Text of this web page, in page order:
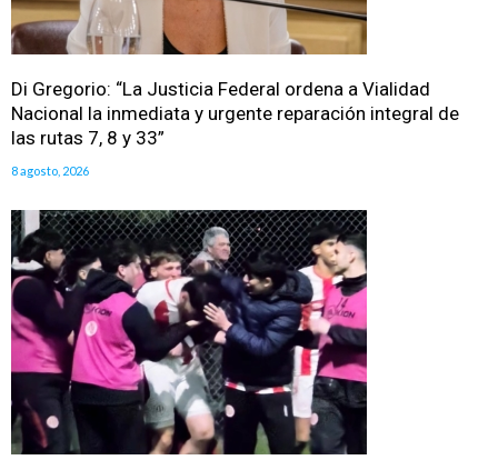
Di Gregorio: “La Justicia Federal ordena a Vialidad
Nacional la inmediata y urgente reparación integral de
las rutas 7, 8 y 33”
8 agosto, 2026